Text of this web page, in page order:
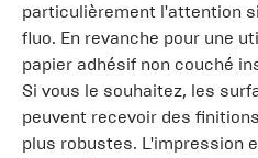
particulièrement l'attention
fluo. En revanche pour une
papier adhésif non couché
Si vous le souhaitez, les
peuvent recevoir des
plus robustes. L'impression